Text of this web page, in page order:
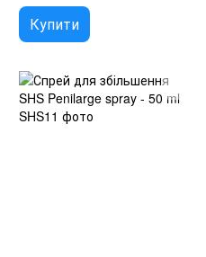
Купити